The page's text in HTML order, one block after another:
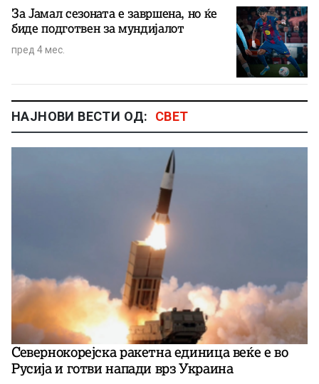
За Јамал сезоната е завршена, но ќе
биде подготвен за мундијалот
пред 4 мес.
НАЈНОВИ ВЕСТИ ОД: СВЕТ
Севернокорејска ракетна единица веќе е во
Русија и готви напади врз Украина